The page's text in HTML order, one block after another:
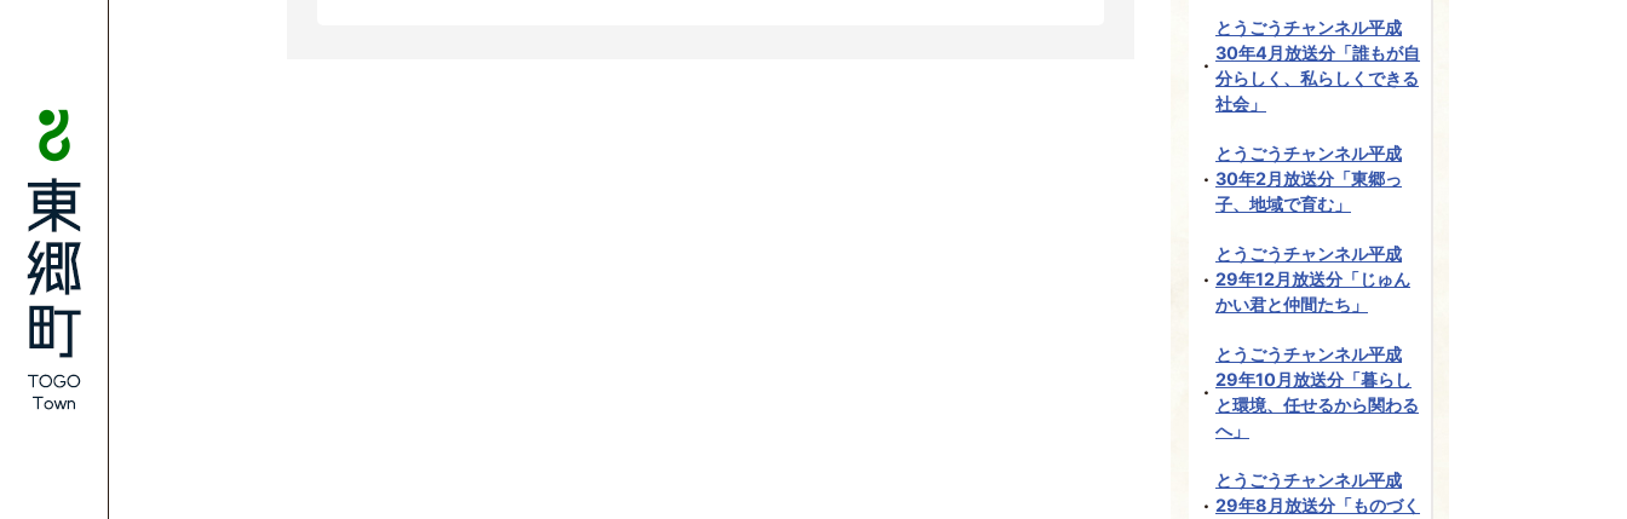
とうごうチャンネル平成
30年4月放送分「誰もが自
分らしく、私らしくできる
社会」
とうごうチャンネル平成
30年2月放送分「東郷っ
子、地域で育む」
とうごうチャンネル平成
29年12月放送分「じゅん
かい君と仲間たち」
とうごうチャンネル平成
29年10月放送分「暮らし
と環境、任せるから関わる
へ」
とうごうチャンネル平成
29年8月放送分「ものづく